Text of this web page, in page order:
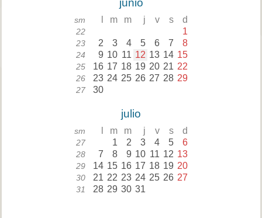
junio
sm m m j v s d
22 1
23 2 3 4 5 6 7 8
24 9 10 11 12 13 14 15
25 16 17 18 19 20 21 22
26 23 24 25 26 27 28 29
27 30
julio
sm m m j v s d
27 1 2 3 4 5 6
28 7 8 9 10 11 12 13
29 14 15 16 17 18 19 20
30 21 22 23 24 25 26 27
31 28 29 30 31